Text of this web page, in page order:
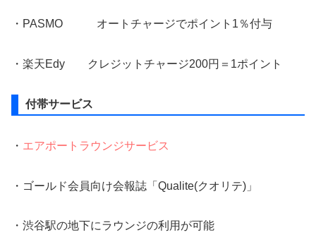
・PASMO オートチャージでポイント1％付与
・楽天Edy クレジットチャージ200円＝1ポイント
付帯サービス
・ エアポートラウンジサービス
・ゴールド会員向け会報誌「Qualite(クオリテ)」
・渋谷駅の地下にラウンジの利用が可能